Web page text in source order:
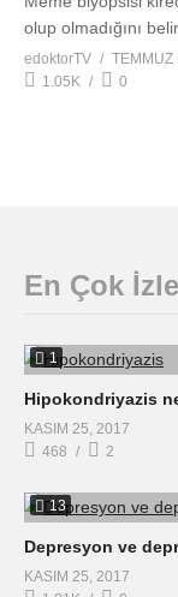
olup olmadığını
edoktorTV
TEMMUZ
1.05K
0
En Çok
1
Hipokondriyazis
KASIM 25, 2017
468
2
13
Depresyon ve
KASIM 25, 2017